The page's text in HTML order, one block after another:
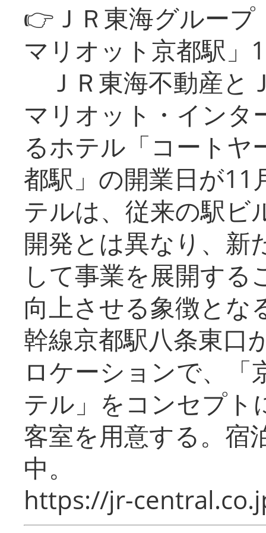
👉ＪＲ東海グルー
マリオット京都駅」
ＪＲ東海不動産と
マリオット・インタ
るホテル「コートヤ
都駅」の開業日が11
テルは、従来の駅ビ
開発とは異なり、新
して事業を展開する
向上させる象徴とな
幹線京都駅八条東口
ロケーションで、「
テル」をコンセプト
客室を用意する。宿
中。
https://jr-